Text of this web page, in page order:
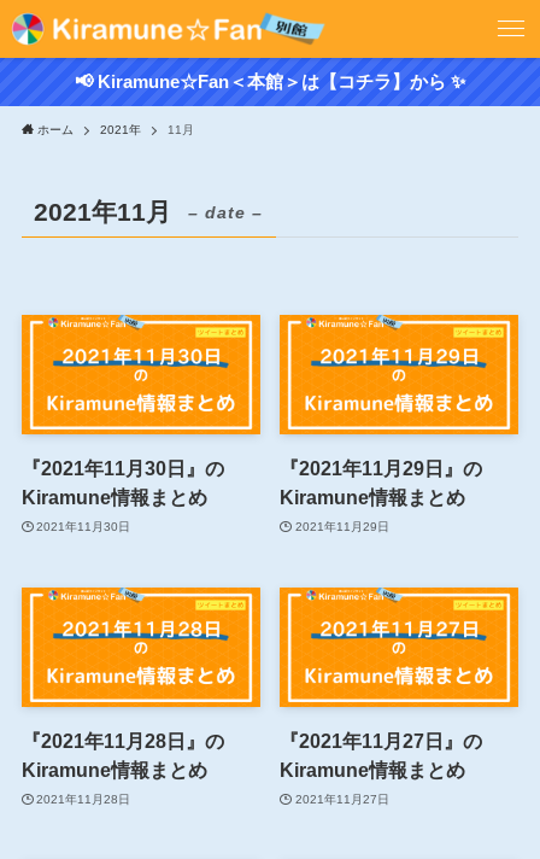
📢 Kiramune☆Fan＜本館＞は【コチラ】から ✨
ホーム 2021年 11月
2021年11月 – date –
『2021年11月30日』の
Kiramune情報まとめ
2021年11月30日
『2021年11月29日』の
Kiramune情報まとめ
2021年11月29日
『2021年11月28日』の
Kiramune情報まとめ
2021年11月28日
『2021年11月27日』の
Kiramune情報まとめ
2021年11月27日